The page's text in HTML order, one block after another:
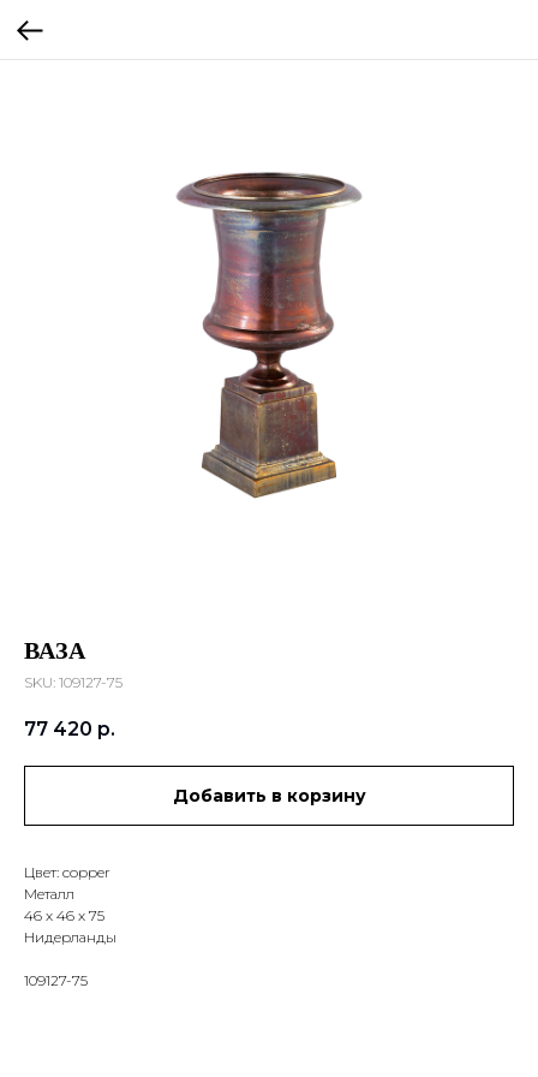
ВАЗА
SKU: 109127-75
77 420 р.
Добавить в корзину
Цвет: copper
Металл
46 х 46 х 75
Нидерланды
109127-75